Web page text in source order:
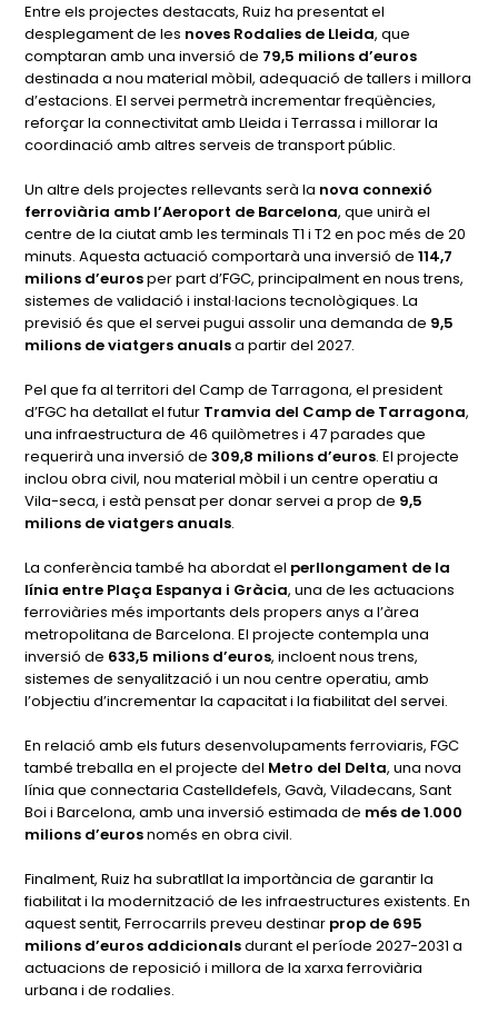
Entre els projectes destacats, Ruiz ha presentat el
desplegament de les noves Rodalies de Lleida, que
comptaran amb una inversió de 79,5 milions d’euros
destinada a nou material mòbil, adequació de tallers i millora
d’estacions. El servei permetrà incrementar freqüències,
reforçar la connectivitat amb Lleida i Terrassa i millorar la
coordinació amb altres serveis de transport públic.
Un altre dels projectes rellevants serà la nova connexió
ferroviària amb l’Aeroport de Barcelona, que unirà el
centre de la ciutat amb les terminals T1 i T2 en poc més de 20
minuts. Aquesta actuació comportarà una inversió de114,7
milions d’eurosper part d’FGC, principalment en nous trens,
sistemes de validació i instal·lacions tecnològiques. La
previsió és que el servei pugui assolir una demanda de 9,5
milions de viatgers anualsa partir del 2027.
Pel que fa al territori del Camp de Tarragona, el president
d’FGC ha detallat el futur Tramvia del Camp de Tarragona,
una infraestructura de 46 quilòmetres i 47 parades que
requerirà una inversió de309,8 milions d’euros. El projecte
inclou obra civil, nou material mòbil i un centre operatiu a
Vila-seca, i està pensat per donar servei a prop de 9,5
milions de viatgers anuals.
La conferència també ha abordat el perllongament de la
línia entre Plaça Espanya i Gràcia, una de les actuacions
ferroviàries més importants dels propers anys a l’àrea
metropolitana de Barcelona. El projecte contempla una
inversió de 633,5 milions d’euros, incloent nous trens,
sistemes de senyalització i un nou centre operatiu, amb
l’objectiu d’incrementar la capacitat i la fiabilitat del servei.
En relació amb els futurs desenvolupaments ferroviaris, FGC
també treballa en el projecte del Metro del Delta, una nova
línia que connectaria Castelldefels, Gavà, Viladecans, Sant
Boi i Barcelona, amb una inversió estimada de més de 1.000
milions d’eurosnomés en obra civil.
Finalment, Ruiz ha subratllat la importància de garantir la
fiabilitat i la modernització de les infraestructures existents. En
aquest sentit, Ferrocarrils preveu destinar prop de 695
milions d’euros addicionalsdurant el període 2027-2031 a
actuacions de reposició i millora de la xarxa ferroviària
urbana i de rodalies.